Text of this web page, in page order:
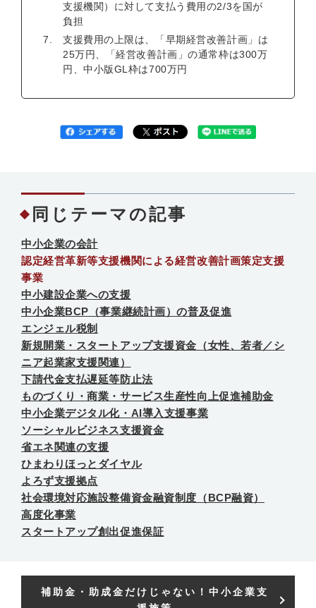
支援機関）に対して支払う費用の2/3を国が
負担
支援費用の上限は、「早期経営改善計画」は
25万円、「経営改善計画」の通常枠は300万
円、中小版GL枠は700万円
同じテーマの記事
中小企業の会計
認定経営革新等支援機関による経営改善計画策定支援
事業
中小建設企業への支援
中小企業BCP（事業継続計画）の普及促進
エンジェル税制
新規開業・スタートアップ支援資金（女性、若者／シ
ニア起業家支援関連）
下請代金支払遅延等防止法
ものづくり・商業・サービス生産性向上促進補助金
中小企業デジタル化・AI導入支援事業
ソーシャルビジネス支援資金
省エネ関連の支援
ひまわりほっとダイヤル
よろず支援拠点
社会環境対応施設整備資金融資制度（BCP融資）
高度化事業
スタートアップ創出促進保証
補助金・助成金だけじゃない！中小企業支